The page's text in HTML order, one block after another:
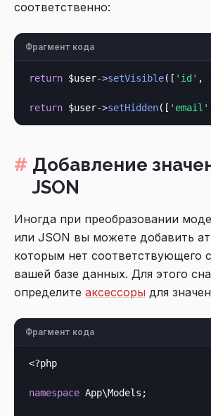
соответственно:
Фрагмент кода
return $user->setVisible([ 'id' ,
return $user->setHidden([ 'email'
Добавление
JSON
Иногда при преобразовании
или JSON вы можете добавить
которым нет соответствующего
вашей базе данных. Для этого
определите аксессоры для
Фрагмент кода
<?php
namespace App\Models;